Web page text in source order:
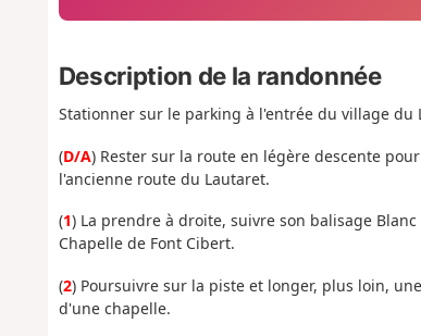
Description de la randonnée
Stationner sur le parking à l'entrée du village du
(D/A) Rester sur la route en légère descente
l'ancienne route du Lautaret.
(1) La prendre à droite, suivre son balisage
Chapelle de Font Cibert.
(2) Poursuivre sur la piste et longer, plus loin,
d'une chapelle.